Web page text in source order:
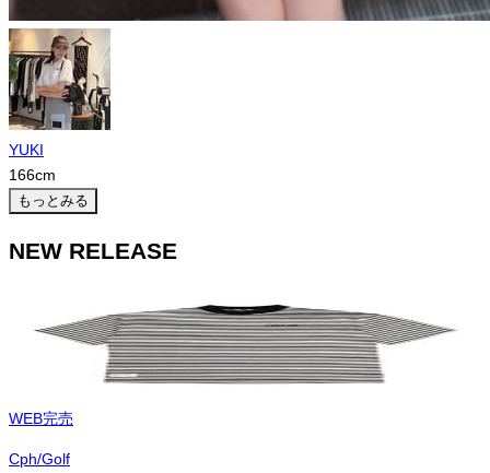
YUKI
166cm
もっとみる
NEW RELEASE
WEB完売
Cph/Golf